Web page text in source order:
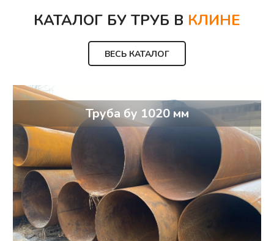
КАТАЛОГ БУ ТРУБ В КЛИНЕ
ВЕСЬ КАТАЛОГ
Труба бу 1020 мм